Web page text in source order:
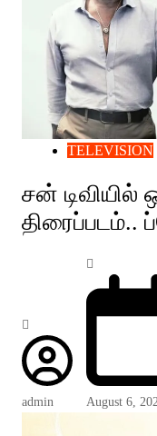
TELEVISION
சன் டிவியில்
திரைப்படம்..
admin August 6,